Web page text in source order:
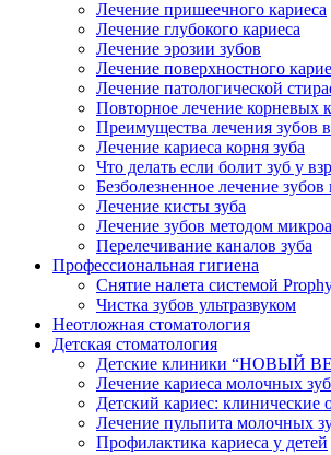
Лечение пришеечного кариеса
Лечение глубокого кариеса
Лечение эрозии зубов
Лечение поверхностного
Лечение патологической
Повторное лечение корневых
Преимущества лечения
Лечение кариеса корня зуба
Что делать если болит зуб у
Безболезненное лечение
Лечение кисты зуба
Лечение зубов методом
Перелечивание каналов зуба
Профессиональная гигиена
Снятие налета системой
Чистка зубов ультразвуком
Неотложная стоматология
Детская стоматология
Детские клиники “НОВЫЙ
Лечение кариеса молочных
Детский кариес: клинические
Лечение пульпита молочных
Профилактика кариеса у детей